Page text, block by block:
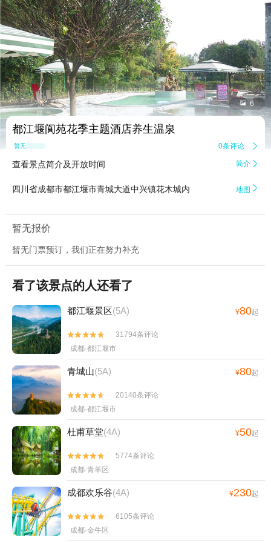
 6
都江堰阆苑花季主题酒店养生温泉
暂无点评 0条评论 
查看景点简介及开放时间 简介 
四川省成都市都江堰市青城大道中兴镇花木城内 地图 
暂无报价
暂无门票预订，我们正在努力补充
看了该景点的人还看了
都江堰景区(5A) ¥80起


31794条评论
成都·都江堰市
青城山(5A) ¥80起


20140条评论
成都·都江堰市
杜甫草堂(4A) ¥50起


5774条评论
成都·青羊区
成都欢乐谷(4A) ¥230起


6105条评论
成都·金牛区
